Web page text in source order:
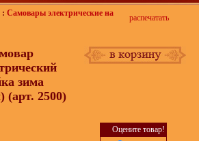
: Самовары электрические на
распечатать
зима
(арт. 2500)
Оцените товар!